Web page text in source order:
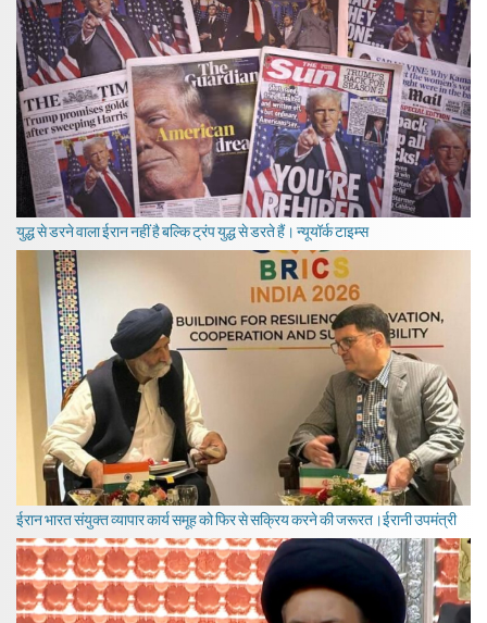
युद्ध से डरने वाला ईरान नहीं है बल्कि ट्रंप युद्ध से डरते हैं। न्यूयॉर्क टाइम्स
ईरान भारत संयुक्त व्यापार कार्य समूह को फिर से सक्रिय करने की जरूरत।ईरानी उपमंत्री